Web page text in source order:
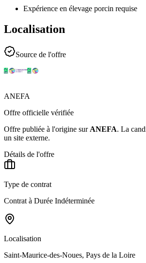
Expérience en élevage porcin requise
Localisation
Source de l'offre
ANEFA
Offre officielle vérifiée
Offre publiée à l'origine sur ANEFA. La
un site externe.
Détails de l'offre
Type de contrat
Contrat à Durée Indéterminée
Localisation
Saint-Maurice-des-Noues, Pays de la Loire